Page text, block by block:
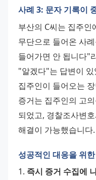
사례 3: 문자 기록이
부산의 C씨는 집주
무단으로 들어온 사
들어가면 안 됩니다"
"알겠다"는 답변이 있
집주인이 들어오는
증거는 집주인의 고
되었고, 경찰조사변
해결이 가능했습니다.
성공적인 대응을 위
1. 즉시 증거 수집에